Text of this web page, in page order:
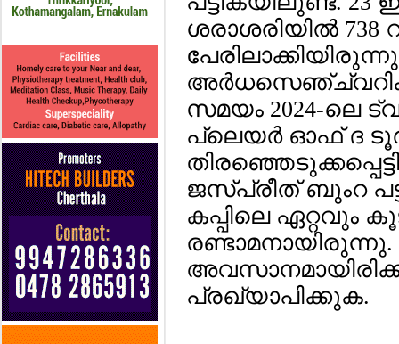
ശരാശരിയില്‍
സമയം 2024-ലെ
പ്ലെയര്‍ ഓഫ് ദ
ജസ്പ്രീത് ബുംറ
കപ്പിലെ ഏറ്റവും
പ്രഖ്യാപിക്കുക.